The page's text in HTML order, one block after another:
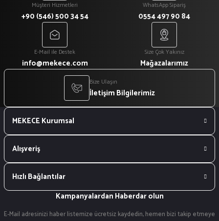
Müşteri Hizmetleri
+90 (546) 500 34 54
WhatsApp Sipariş
0554 497 90 84
E-Mail ile Destek
info@mekece.com
Size Çok Yakınız
Mağazalarımız
Bize Ulaşın
İletişim Bilgilerimiz
MEKECE Kurumsal
Alışveriş
Hızlı Bağlantılar
Kampanyalardan Haberdar olun
E-Mail adresinizi haber listemize ücretsiz kaydedin, hemen bizi takip etmeye